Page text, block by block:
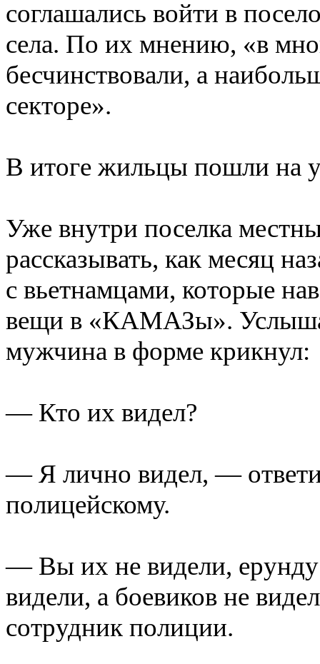
соглашались войти в
села. По их мнению, «в
бесчинствовали, а
секторе».
В итоге жильцы пошли на
Уже внутри поселка
рассказывать, как месяц
с вьетнамцами, которые
вещи в «КАМАЗы».
мужчина в форме крикнул:
— Кто их видел?
— Я лично видел, —
полицейскому.
— Вы их не видели, ерунду
видели, а боевиков не
сотрудник полиции.